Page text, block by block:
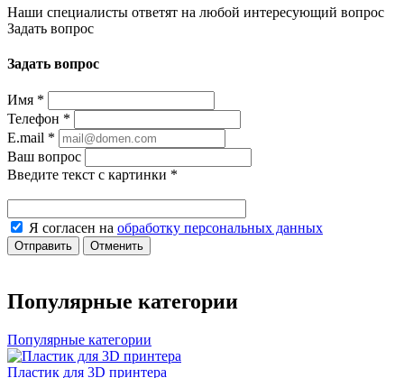
Наши специалисты ответят на любой интересующий вопрос
Задать вопрос
Задать вопрос
Имя *
Телефон *
E.mail *
Ваш вопрос
Введите текст с картинки *
Я согласен на обработку персональных данных
Отправить Отменить
Популярные категории
Популярные категории
Пластик для 3D принтера